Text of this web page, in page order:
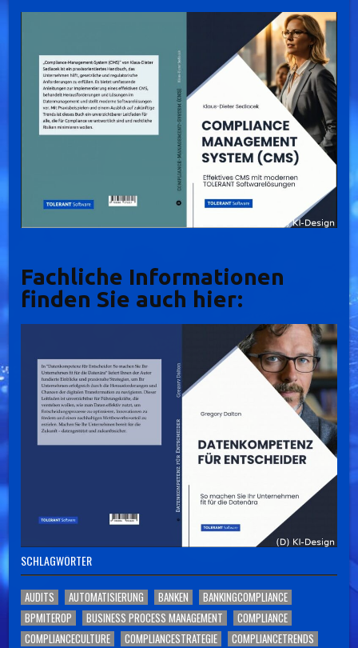
Fachliche Informationen
finden Sie auch hier:
SCHLAGWÖRTER
AUDITS AUTOMATISIERUNG BANKEN
BANKINGCOMPLIANCE
BPMITEROP
BUSINESS PROCESS MANAGEMENT
COMPLIANCE
COMPLIANCECULTURE
COMPLIANCESTRATEGIE
COMPLIANCETRENDS